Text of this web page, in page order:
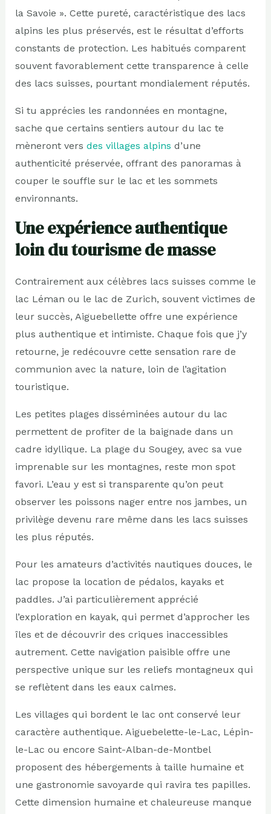
la Savoie ». Cette pureté, caractéristique des lacs
alpins les plus préservés, est le résultat d’efforts
constants de protection. Les habitués comparent
souvent favorablement cette transparence à celle
des lacs suisses, pourtant mondialement réputés.
Si tu apprécies les randonnées en montagne,
sache que certains sentiers autour du lac te
mèneront vers des villages alpins d’une
authenticité préservée, offrant des panoramas à
couper le souffle sur le lac et les sommets
environnants.
Une expérience authentique
loin du tourisme de masse
Contrairement aux célèbres lacs suisses comme le
lac Léman ou le lac de Zurich, souvent victimes de
leur succès, Aiguebellette offre une expérience
plus authentique et intimiste. Chaque fois que j’y
retourne, je redécouvre cette sensation rare de
communion avec la nature, loin de l’agitation
touristique.
Les petites plages disséminées autour du lac
permettent de profiter de la baignade dans un
cadre idyllique. La plage du Sougey, avec sa vue
imprenable sur les montagnes, reste mon spot
favori. L’eau y est si transparente qu’on peut
observer les poissons nager entre nos jambes, un
privilège devenu rare même dans les lacs suisses
les plus réputés.
Pour les amateurs d’activités nautiques douces, le
lac propose la location de pédalos, kayaks et
paddles. J’ai particulièrement apprécié
l’exploration en kayak, qui permet d’approcher les
îles et de découvrir des criques inaccessibles
autrement. Cette navigation paisible offre une
perspective unique sur les reliefs montagneux qui
se reflètent dans les eaux calmes.
Les villages qui bordent le lac ont conservé leur
caractère authentique. Aiguebelette-le-Lac, Lépin-
le-Lac ou encore Saint-Alban-de-Montbel
proposent des hébergements à taille humaine et
une gastronomie savoyarde qui ravira tes papilles.
Cette dimension humaine et chaleureuse manque